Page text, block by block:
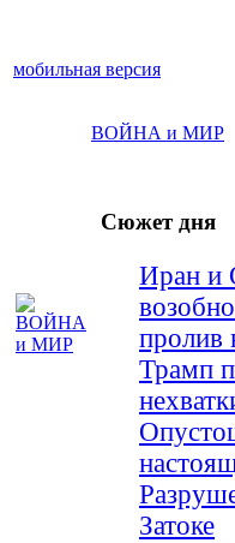
мобильная версия
ВОЙНА и МИР
Сюжет дня
Иран и
пролив
Трамп
Затоке